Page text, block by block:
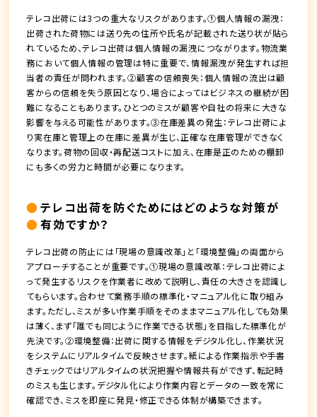
テレコ出荷には3つの重大なリスクがあります。①個人情報の漏洩：
出荷された荷物には送り先の住所や氏名が記載された送り状が貼ら
れているため、テレコ出荷は個人情報の漏洩につながります。物流業
務において個人情報の管理は特に重要で、情報漏洩が発生すれば担
当者の責任が問われます。②顧客の信頼喪失：個人情報の流出は顧
客からの信頼を失う原因となり、場合によってはビジネスの継続が困
難になることもあります。ひとつのミスが顧客や自社の将来に大きな
影響を与える可能性があります。③在庫差異の発生：テレコ出荷によ
り実在庫と管理上の在庫に差異が生じ、正確な在庫管理ができなく
なります。荷物の回収・再配送コストに加え、在庫是正のための棚卸
にも多くの労力と時間が必要になります。
テレコ出荷を防ぐためにはどのような対策が
有効ですか？
テレコ出荷の防止には「現場の意識改革」と「環境整備」の両面から
アプローチすることが重要です。①現場の意識改革：テレコ出荷によ
って発生するリスクを作業者に改めて説明し、責任の大きさを認識し
てもらいます。合わせて業務手順の標準化・マニュアル化に取り組み
ます。ただし、ミスが多い作業手順をそのままマニュアル化しても効果
は薄く、まず「誰でも同じように作業できる状態」を目指した標準化が
先決です。②環境整備：出荷に関する情報をデジタル化し、作業状況
をシステムにリアルタイムで反映させます。紙による作業指示や手書
きチェックではリアルタイムの状況把握や情報共有ができず、転記時
のミスも生じます。デジタル化により作業内容とデータの一致を常に
確認でき、ミスを即座に発見・修正できる体制が構築できます。